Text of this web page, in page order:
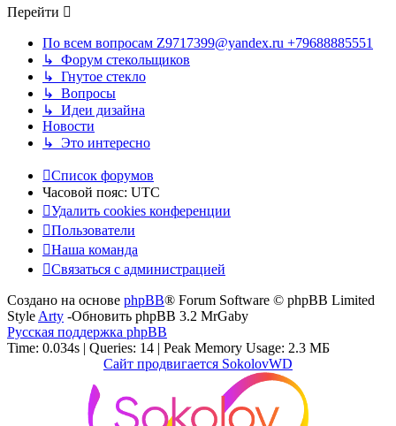
Перейти
По всем вопросам Z9717399@yandex.ru +79688885551
↳ Форум стекольщиков
↳ Гнутое стекло
↳ Вопросы
↳ Идеи дизайна
Новости
↳ Это интересно
Список форумов
Часовой пояс: UTC
Удалить cookies конференции
Пользователи
Наша команда
Связаться с администрацией
Создано на основе phpBB® Forum Software © phpBB Limited
StyleArty -Обновить phpBB 3.2 MrGaby
Русская поддержка phpBB
Time: 0.034s | Queries: 14 | Peak Memory Usage: 2.3 МБ
Сайт продвигается SokolovWD